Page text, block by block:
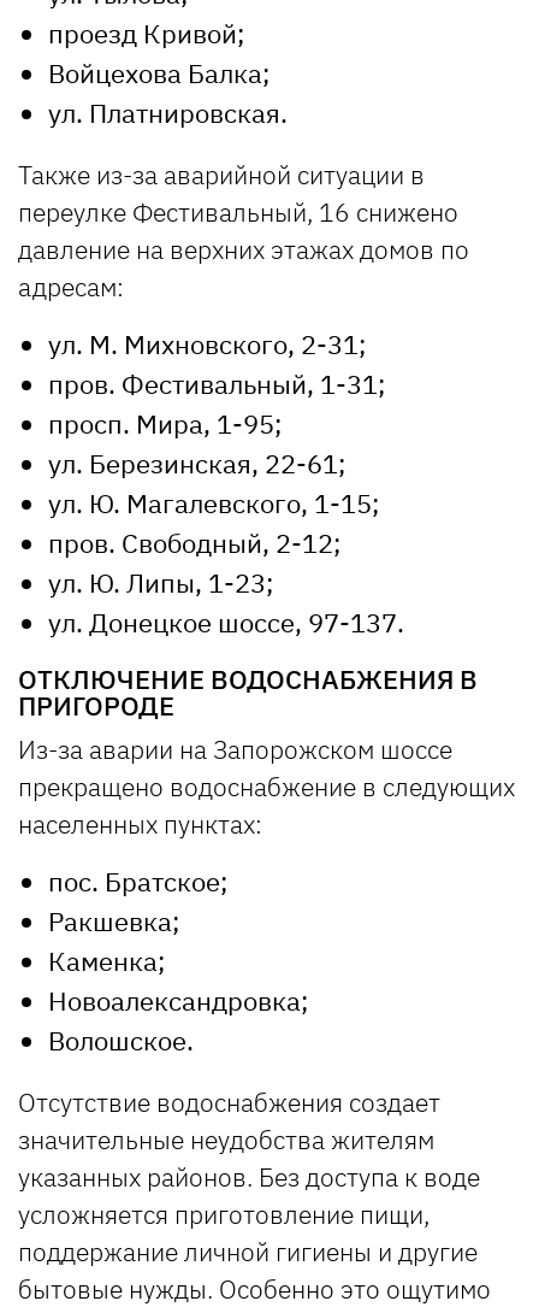
проезд Кривой;
Войцехова Балка;
ул. Платнировская.
Также из-за аварийной ситуации в
переулке Фестивальный, 16 снижено
давление на верхних этажах домов по
адресам:
ул. М. Михновского, 2-31;
пров. Фестивальный, 1-31;
просп. Мира, 1-95;
ул. Березинская, 22-61;
ул. Ю. Магалевского, 1-15;
пров. Свободный, 2-12;
ул. Ю. Липы, 1-23;
ул. Донецкое шоссе, 97-137.
ОТКЛЮЧЕНИЕ ВОДОСНАБЖЕНИЯ В
ПРИГОРОДЕ
Из-за аварии на Запорожском шоссе
прекращено водоснабжение в следующих
населенных пунктах:
пос. Братское;
Ракшевка;
Каменка;
Новоалександровка;
Волошское.
Отсутствие водоснабжения создает
значительные неудобства жителям
указанных районов. Без доступа к воде
усложняется приготовление пищи,
поддержание личной гигиены и другие
бытовые нужды. Особенно это ощутимо